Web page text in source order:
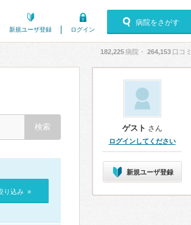
新規ユーザ登録 ログイン
病院をさがす
182,225病院・ 264,153 口コミ
り込み »
ゲスト さん
ログインしてください
新規ユーザ登録